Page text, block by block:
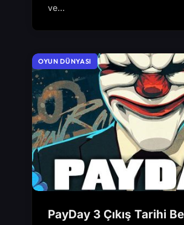
ve…
OYUN DÜNYASI
PayDay 3 Çıkış Tarihi